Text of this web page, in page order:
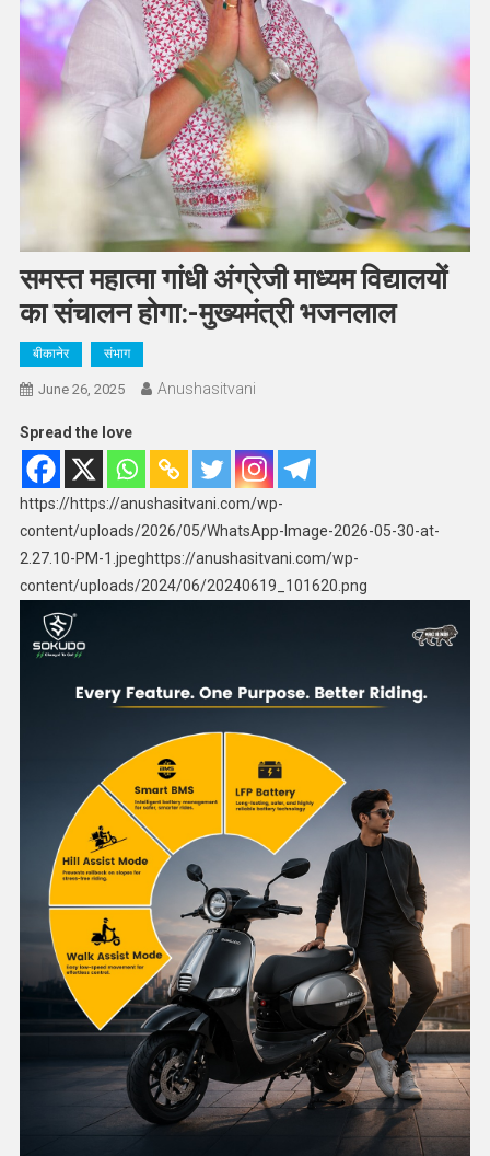
समस्त महात्मा गांधी अंग्रेजी माध्यम विद्यालयों
का संचालन होगा:-मुख्यमंत्री भजनलाल
बीकानेर संभाग
June 26, 2025 Anushasitvani
Spread the love
https://https://anushasitvani.com/wp-
content/uploads/2026/05/WhatsApp-Image-2026-05-30-at-
2.27.10-PM-1.jpeghttps://anushasitvani.com/wp-
content/uploads/2024/06/20240619_101620.png